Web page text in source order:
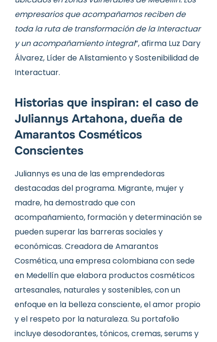
empresarios que acompañamos reciben de
toda la ruta de transformación de la Interactuar
y un acompañamiento integral”, afirma Luz Dary
Álvarez, Líder de Alistamiento y Sostenibilidad de
Interactuar.
Historias que inspiran: el caso de
Juliannys Artahona, dueña de
Amarantos Cosméticos
Conscientes
Juliannys es una de las emprendedoras
destacadas del programa. Migrante, mujer y
madre, ha demostrado que con
acompañamiento, formación y determinación se
pueden superar las barreras sociales y
económicas. Creadora de Amarantos
Cosmética, una empresa colombiana con sede
en Medellín que elabora productos cosméticos
artesanales, naturales y sostenibles, con un
enfoque en la belleza consciente, el amor propio
y el respeto por la naturaleza. Su portafolio
incluye desodorantes, tónicos, cremas, serums y